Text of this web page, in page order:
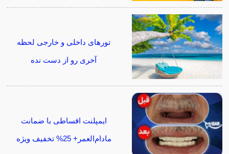
تورهای داخلی و خارجی لحظه
آخری رو از دست نده
ایمپلنت اقساطی با ضمانت
مادام‌العمر+ 25% تخفیف ویژه